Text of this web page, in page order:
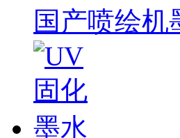
国产喷绘机